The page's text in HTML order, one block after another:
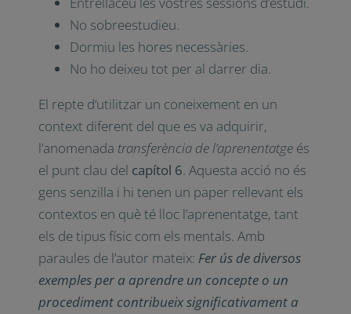
No sobreestudieu.
Dormiu les hores necessàries.
No ho deixeu tot per al darrer dia.
El repte d’utilitzar un coneixement en un
context diferent del que es va adquirir,
l’anomenada transferència de l’aprenentatge és
el punt clau del capítol 6. Aquesta acció no és
gens senzilla i hi tenen un paper rellevant els
contextos en què té lloc l’aprenentatge, tant
els de tipus físic com els mentals. Amb
paraules de l’autor mateix: Fer ús de diversos
exemples per a aprendre un concepte o un
procediment contribueix significativament a